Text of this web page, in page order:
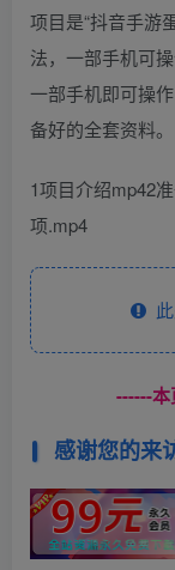
项目是“抖音手游
法，一部手机可
一部手机即可操
备好的全套资料。
1项目介绍mp42
项.mp4
此
------
感谢您的来